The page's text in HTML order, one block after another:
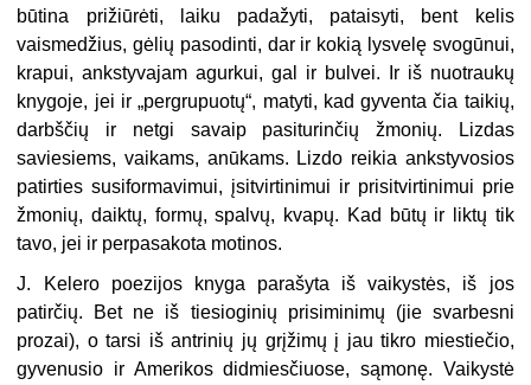
būtina prižiūrėti, laiku padažyti, pataisyti, bent kelis
vaismedžius, gėlių pasodinti, dar ir kokią lysvelę svogūnui,
krapui, ankstyvajam agurkui, gal ir bulvei. Ir iš nuotraukų
knygoje, jei ir „pergrupuotų“, matyti, kad gyventa čia taikių,
darbščių ir netgi savaip pasiturinčių žmonių. Lizdas
saviesiems, vaikams, anūkams. Lizdo reikia ankstyvosios
patirties susiformavimui, įsitvirtinimui ir prisitvirtinimui prie
žmonių, daiktų, formų, spalvų, kvapų. Kad būtų ir liktų tik
tavo, jei ir perpasakota motinos.
J. Kelero poezijos knyga parašyta iš vaikystės, iš jos
patirčių. Bet ne iš tiesioginių prisiminimų (jie svarbesni
prozai), o tarsi iš antrinių jų grįžimų į jau tikro miestiečio,
gyvenusio ir Amerikos didmiesčiuose, sąmonę. Vaikystė